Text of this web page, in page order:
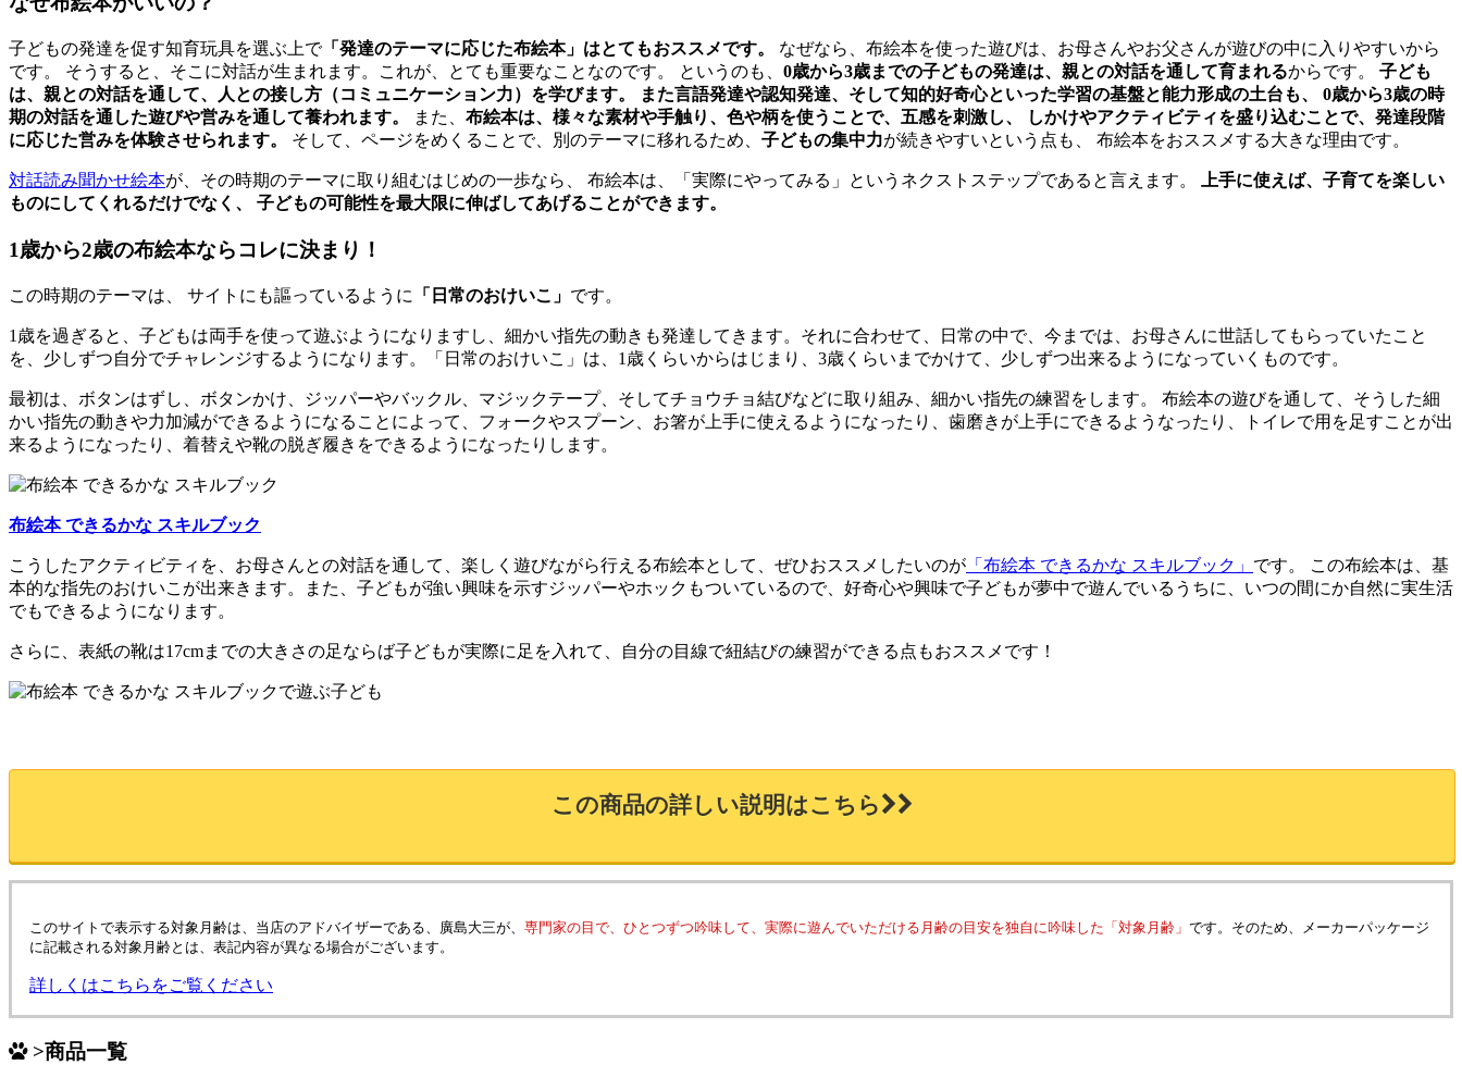
子どもの発達を促す知育玩具を選ぶ上で「発達のテーマに応じた布絵本」はとてもおススメです。 なぜなら、布絵本を使った遊びは、お母さんやお父さんが遊びの中に入りやすいから
です。 そうすると、そこに対話が生まれます。これが、とても重要なことなのです。 というのも、 0歳から3歳までの子どもの発達は、親との対話を通して育まれるからです。 子ども
は、親との対話を通して、人との接し方（コミュニケーション力）を学びます。 また言語発達や認知発達、そして知的好奇心といった学習の基盤と能力形成の土台も、 0歳から3歳の時
期の対話を通した遊びや営みを通して養われます。
また、 布絵本は、様々な素材や手触り、色や柄を使うことで、五感を刺激し、 しかけやアクティビティを盛り込むことで、発達段階
に応じた営みを体験させられます。
そして、ページをめくることで、別のテーマに移れるため、 子どもの集中力が続きやすいという点も、 布絵本をおススメする大きな理由です。
対話読み聞かせ絵本が、その時期のテーマに取り組むはじめの一歩なら、 布絵本は、「実際にやってみる」というネクストステップであると言えます。
上手に使えば、子育てを楽しい
ものにしてくれるだけでなく、
子どもの可能性を最大限に伸ばしてあげることができます。
1歳から2歳の布絵本ならコレに決まり！
この時期のテーマは、 サイトにも謳っているように 「日常のおけいこ」 です。
1歳を過ぎると、子どもは両手を使って遊ぶようになりますし、細かい指先の動きも発達してきます。それに合わせて、日常の中で、今までは、お母さんに世話してもらっていたこと
を、少しずつ自分でチャレンジするようになります。「日常のおけいこ」は、1歳くらいからはじまり、3歳くらいまでかけて、少しずつ出来るようになっていくものです。
最初は、ボタンはずし、ボタンかけ、ジッパーやバックル、マジックテープ、そしてチョウチョ結びなどに取り組み、細かい指先の練習をします。 布絵本の遊びを通して、そうした細
かい指先の動きや力加減ができるようになることによって、フォークやスプーン、お箸が上手に使えるようになったり、歯磨きが上手にできるようなったり、トイレで用を足すことが出
来るようになったり、着替えや靴の脱ぎ履きをできるようになったりします。
布絵本 できるかな スキルブック
こうしたアクティビティを、お母さんとの対話を通して、楽しく遊びながら行える布絵本として、ぜひおススメしたいのが 「布絵本 できるかな スキルブック」 です。 この布絵本は、基
本的な指先のおけいこが出来きます。また、子どもが強い興味を示すジッパーやホックもついているので、好奇心や興味で子どもが夢中で遊んでいるうちに、いつの間にか自然に実生活
でもできるようになります。
さらに、表紙の靴は17cmまでの大きさの足ならば子どもが実際に足を入れて、自分の目線で紐結びの練習ができる点もおススメです！
この商品の詳しい説明はこちら
このサイトで表示する対象月齢は、当店のアドバイザーである、廣島大三が、 専門家の目で、ひとつずつ吟味して、実際に遊んでいただける月齢の目安を独自に吟味した「対象月齢」 です。そのため、メーカーパッケージ
に記載される対象月齢とは、表記内容が異なる場合がございます。
詳しくはこちらをご覧ください
>商品一覧